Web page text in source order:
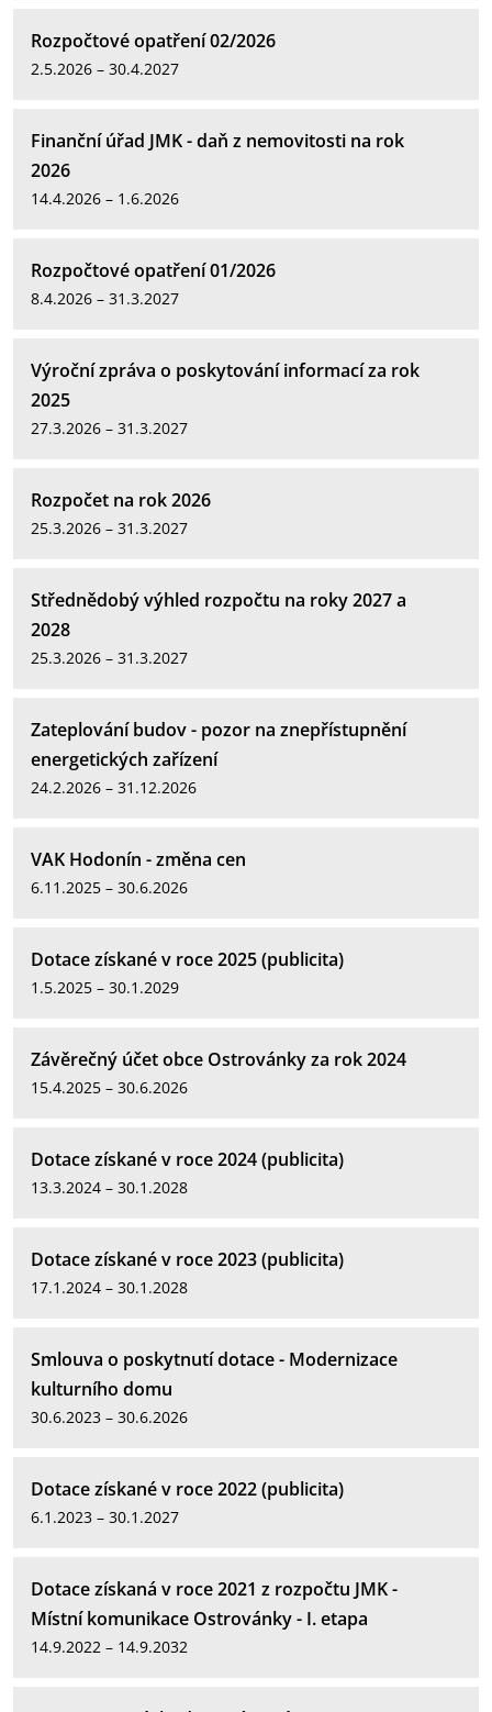
Rozpočtové opatření 02/2026
2.5.2026 – 30.4.2027
Finanční úřad JMK - daň z nemovitosti na rok
2026
14.4.2026 – 1.6.2026
Rozpočtové opatření 01/2026
8.4.2026 – 31.3.2027
Výroční zpráva o poskytování informací za rok
2025
27.3.2026 – 31.3.2027
Rozpočet na rok 2026
25.3.2026 – 31.3.2027
Střednědobý výhled rozpočtu na roky 2027 a
2028
25.3.2026 – 31.3.2027
Zateplování budov - pozor na znepřístupnění
energetických zařízení
24.2.2026 – 31.12.2026
VAK Hodonín - změna cen
6.11.2025 – 30.6.2026
Dotace získané v roce 2025 (publicita)
1.5.2025 – 30.1.2029
Závěrečný účet obce Ostrovánky za rok 2024
15.4.2025 – 30.6.2026
Dotace získané v roce 2024 (publicita)
13.3.2024 – 30.1.2028
Dotace získané v roce 2023 (publicita)
17.1.2024 – 30.1.2028
Smlouva o poskytnutí dotace - Modernizace
kulturního domu
30.6.2023 – 30.6.2026
Dotace získané v roce 2022 (publicita)
6.1.2023 – 30.1.2027
Dotace získaná v roce 2021 z rozpočtu JMK -
Místní komunikace Ostrovánky - I. etapa
14.9.2022 – 14.9.2032